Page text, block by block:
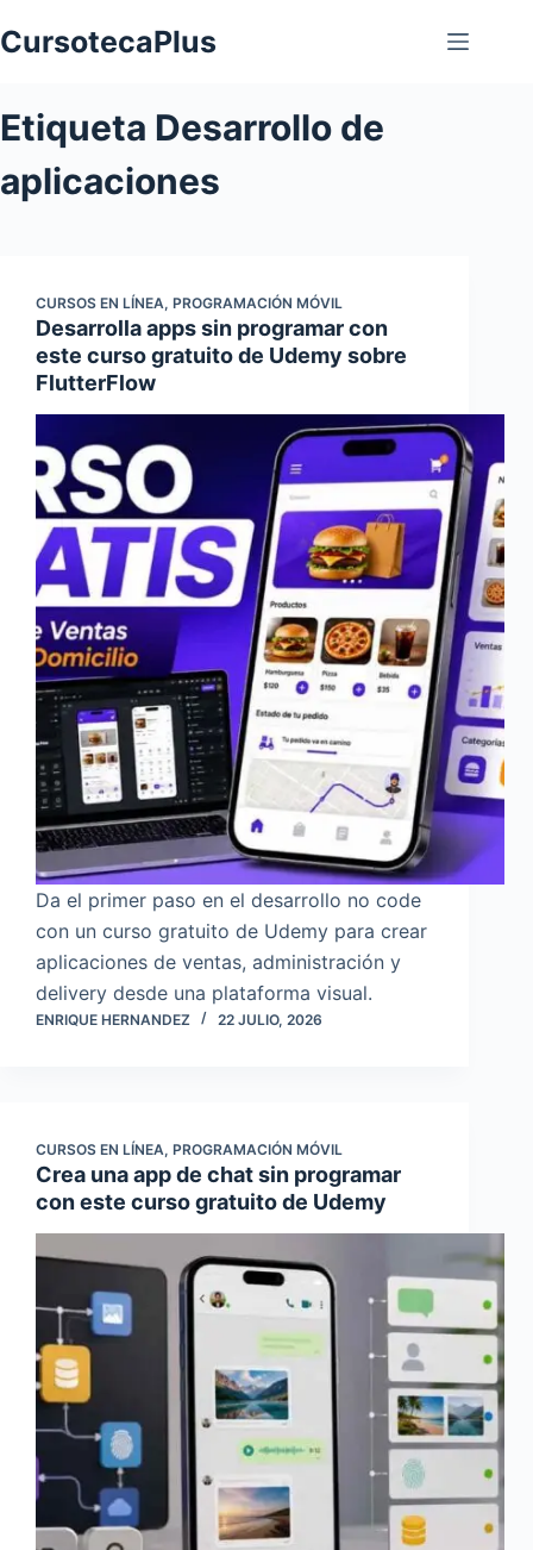
al
CursotecaPlus
Etiqueta Desarrollo de
aplicaciones
CURSOS EN LÍNEA, PROGRAMACIÓN MÓVIL
Desarrolla apps sin programar con
este curso gratuito de Udemy sobre
FlutterFlow
Da el primer paso en el desarrollo no code
con un curso gratuito de Udemy para crear
aplicaciones de ventas, administración y
delivery desde una plataforma visual.
ENRIQUE HERNANDEZ 22 JULIO, 2026
CURSOS EN LÍNEA, PROGRAMACIÓN MÓVIL
Crea una app de chat sin programar
con este curso gratuito de Udemy